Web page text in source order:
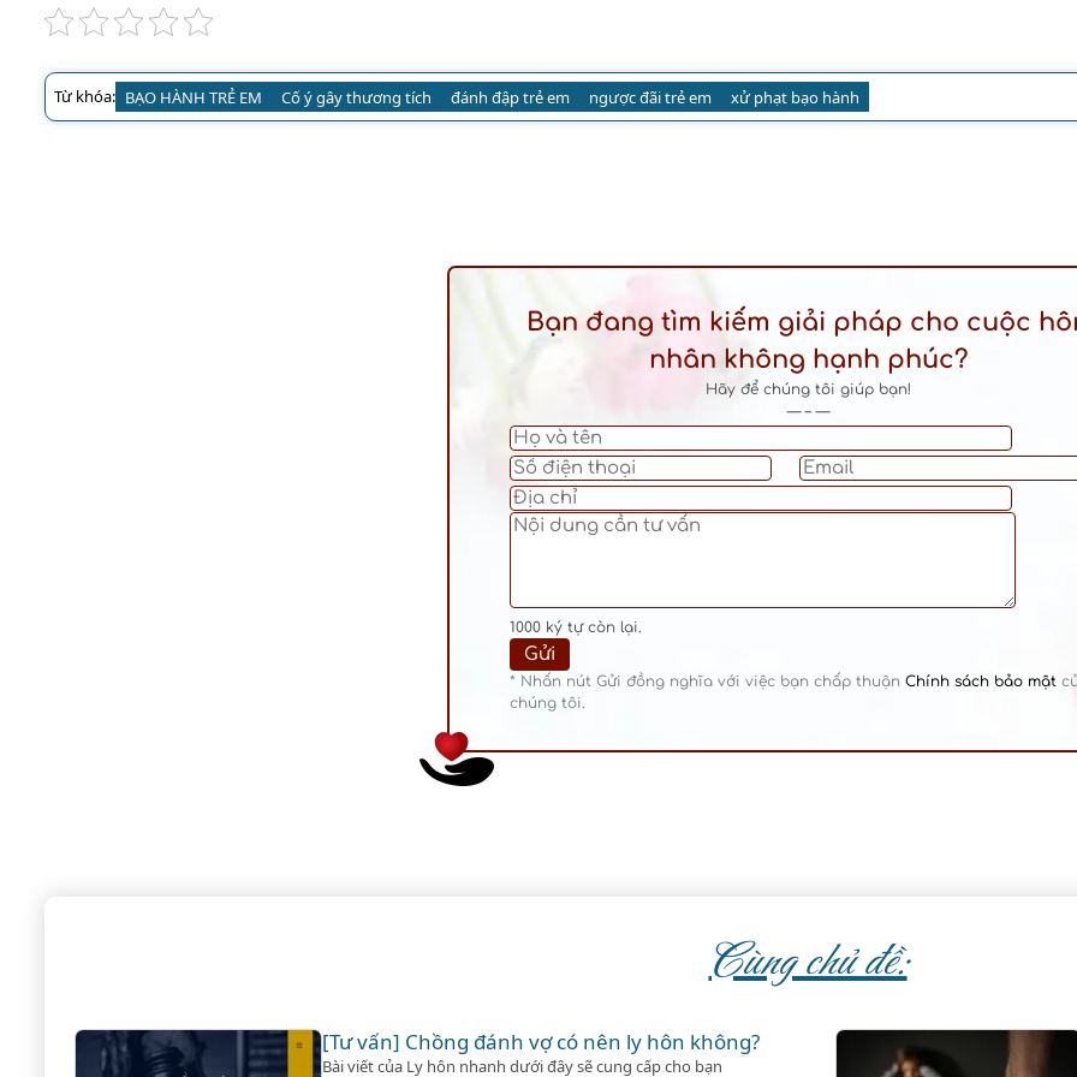
Từ khóa: BẠO HÀNH TRẺ EM Cố ý gây thương tích đánh đập trẻ em ngược đãi trẻ em xử phạt bạo hành
Bạn đang tìm kiếm giải pháp cho cuộc
nhân không hạnh phúc?
Hãy để chúng tôi giúp bạn!
— – —
1000 ký tự còn lại.
* Nhấn nút Gửi đồng nghĩa với việc bạn chấp thuận Chính sách bảo mật
chúng tôi.
Cùng chủ đề:
[Tư vấn] Chồng đánh vợ có nên ly hôn không?
Bài viết của Ly hôn nhanh dưới đây sẽ cung cấp cho bạn